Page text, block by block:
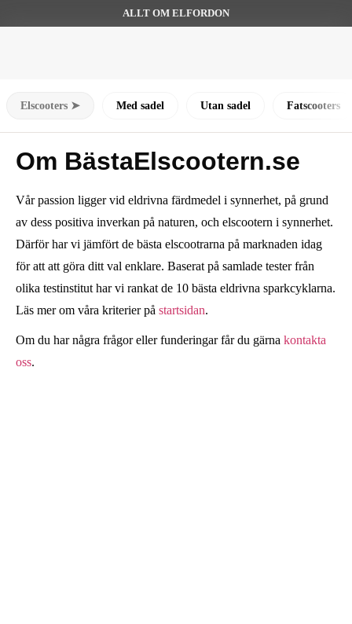
ALLT OM ELFORDON
Elscooters ➤ Med sadel Utan sadel Fatscooters
Om BästaElscootern.se
Vår passion ligger vid eldrivna färdmedel i synnerhet, på grund
av dess positiva inverkan på naturen, och elscootern i synnerhet.
Därför har vi jämfört de bästa elscootrarna på marknaden idag
för att att göra ditt val enklare. Baserat på samlade tester från
olika testinstitut har vi rankat de 10 bästa eldrivna sparkcyklarna.
Läs mer om våra kriterier på startsidan.
Om du har några frågor eller funderingar får du gärna kontakta
oss.